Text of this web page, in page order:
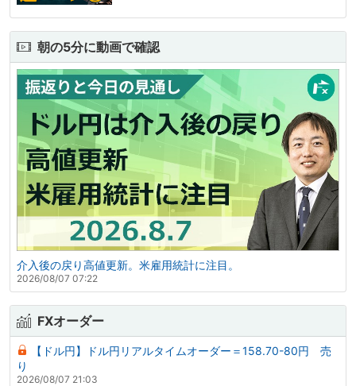
朝の5分に動画で確認
介入後の戻り高値更新。米雇用統計に注目。
2026/08/07 07:22
FXオーダー
【ドル円】ドル円リアルタイムオーダー＝158.70-80円 売
り
2026/08/07 21:03